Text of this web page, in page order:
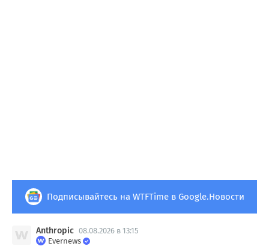
Подписывайтесь на WTFTime в Google.Новости
Anthropic 08.08.2026 в 13:15
Evernews